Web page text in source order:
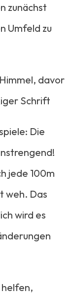
zunächst
Umfeld zu
Die
jede 100m
weh. Das
wird es
helfen,